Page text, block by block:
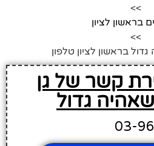
>>
בראשון לציון
>>
בראשון לציון טלפון
קשר של גן
גדול